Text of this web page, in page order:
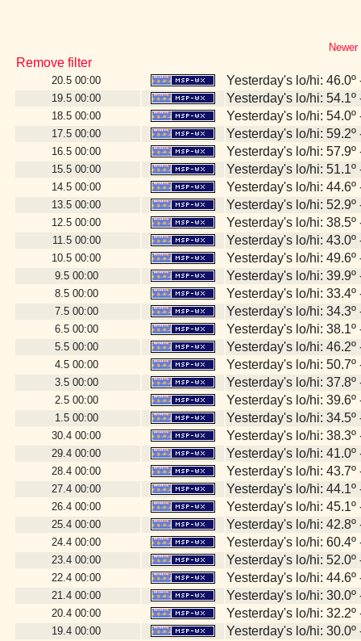
Remove filter
20.5 00:00 Yesterday's lo/hi: 46.0º
19.5 00:00 Yesterday's lo/hi: 54.1º
18.5 00:00 Yesterday's lo/hi: 54.0º
17.5 00:00 Yesterday's lo/hi: 59.2º
16.5 00:00 Yesterday's lo/hi: 57.9º
15.5 00:00 Yesterday's lo/hi: 51.1º
14.5 00:00 Yesterday's lo/hi: 44.6º
13.5 00:00 Yesterday's lo/hi: 52.9º
12.5 00:00 Yesterday's lo/hi: 38.5º
11.5 00:00 Yesterday's lo/hi: 43.0º
10.5 00:00 Yesterday's lo/hi: 49.6º
9.5 00:00 Yesterday's lo/hi: 39.9º
8.5 00:00 Yesterday's lo/hi: 33.4º
7.5 00:00 Yesterday's lo/hi: 34.3º
6.5 00:00 Yesterday's lo/hi: 38.1º
5.5 00:00 Yesterday's lo/hi: 46.2º
4.5 00:00 Yesterday's lo/hi: 50.7º
3.5 00:00 Yesterday's lo/hi: 37.8º
2.5 00:00 Yesterday's lo/hi: 39.6º
1.5 00:00 Yesterday's lo/hi: 34.5º
30.4 00:00 Yesterday's lo/hi: 38.3º
29.4 00:00 Yesterday's lo/hi: 41.0º
28.4 00:00 Yesterday's lo/hi: 43.7º
27.4 00:00 Yesterday's lo/hi: 44.1º
26.4 00:00 Yesterday's lo/hi: 45.1º
25.4 00:00 Yesterday's lo/hi: 42.8º
24.4 00:00 Yesterday's lo/hi: 60.4º
23.4 00:00 Yesterday's lo/hi: 52.0º
22.4 00:00 Yesterday's lo/hi: 44.6º
21.4 00:00 Yesterday's lo/hi: 30.0º
20.4 00:00 Yesterday's lo/hi: 32.2º
19.4 00:00 Yesterday's lo/hi: 30.0º